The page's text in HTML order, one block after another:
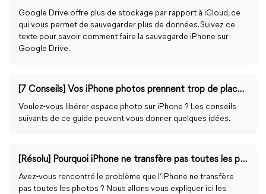
Google Drive offre plus de stockage par rapport à iCloud, ce
qui vous permet de sauvegarder plus de données. Suivez ce
texte pour savoir comment faire la sauvegarde iPhone sur
Google Drive.
[7 Conseils] Vos iPhone photos prennent trop de place ?
Voulez-vous libérer espace photo sur iPhone ? Les conseils
suivants de ce guide peuvent vous donner quelques idées.
[Résolu] Pourquoi iPhone ne transfère pas toutes les photos vers le nouvel iPhone ?
Avez-vous rencontré le problème que l’iPhone ne transfère
pas toutes les photos ? Nous allons vous expliquer ici les